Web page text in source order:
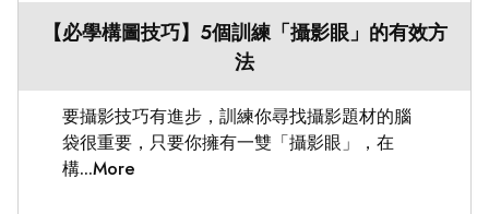
【必學構圖技巧】5個訓練「攝影眼」的有效方
法
要攝影技巧有進步，訓練你尋找攝影題材的腦
袋很重要，只要你擁有一雙「攝影眼」，在
構...More